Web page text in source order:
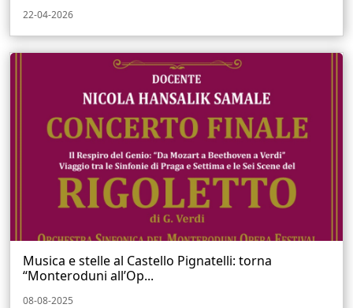
22-04-2026
Musica e stelle al Castello Pignatelli: torna
“Monteroduni all’Op...
08-08-2025